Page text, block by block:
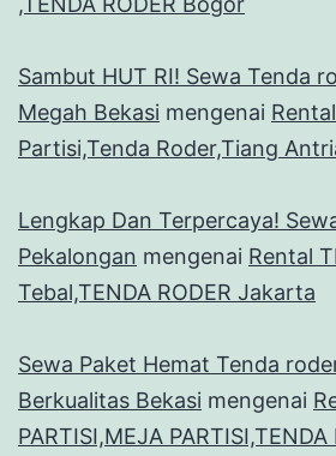
Sambut HUT RI! Sewa Tenda
Megah Bekasi mengenai
Partisi,Tenda Roder,Tiang
Lengkap Dan Terpercaya!
Pekalongan mengenai Rental
Tebal,TENDA RODER Jakarta
Sewa Paket Hemat Tenda
Berkualitas Bekasi mengenai
PARTISI,MEJA